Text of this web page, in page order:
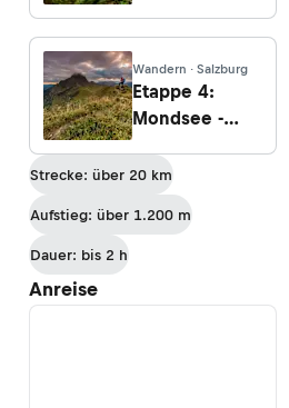
Wandern · Salzburg
Etappe 4:
Mondsee -
Strecke: über 20 km
Aufstieg: über 1.200 m
Dauer: bis 2 h
Anreise